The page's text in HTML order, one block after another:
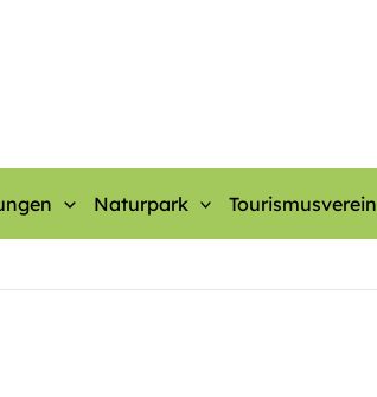
Naturpark Tourismusverein